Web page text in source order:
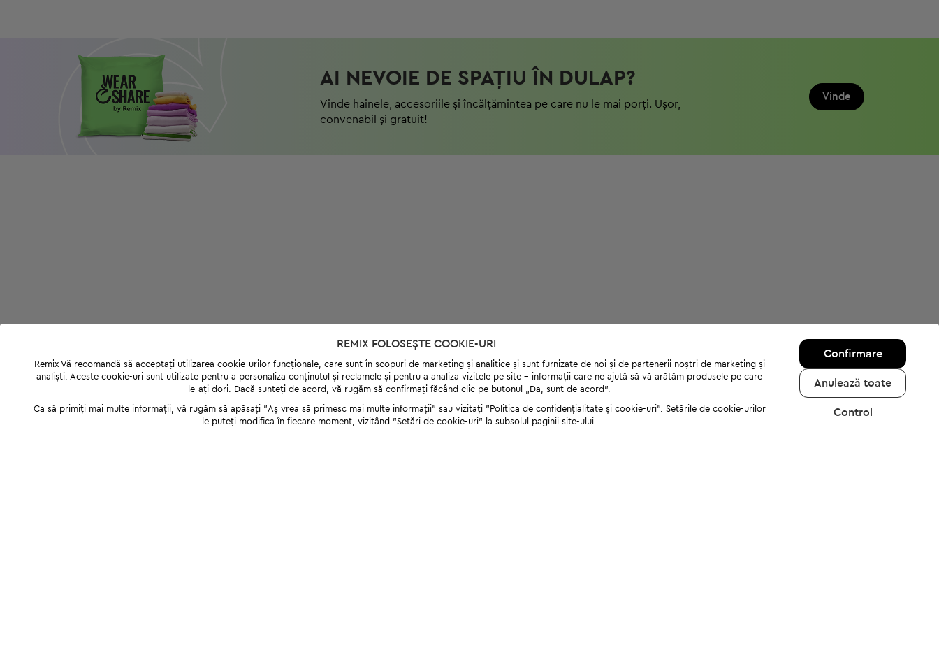
AI NEVOIE DE SPAȚIU ÎN DULAP?
Vinde hainele, accesoriile și încălțămintea pe care nu le mai porți. Ușor,
convenabil și gratuit!
Vinde
REMIX FOLOSEȘTE COOKIE-URI
Remix Vă recomandă să acceptați utilizarea cookie-urilor funcționale, care sunt în scopuri de marketing și analitice și sunt furnizate de noi și de partenerii noștri de marketing și
analiști. Aceste cookie-uri sunt utilizate pentru a personaliza conținutul și reclamele și pentru a analiza vizitele pe site - informații care ne ajută să vă arătăm produsele pe care
le-ați dori. Dacă sunteți de acord, vă rugăm să confirmați făcând clic pe butonul „Da, sunt de acord”.
Ca să primiți mai multe informații, vă rugăm să apăsați "Аș vrea să primesc mai multe informații" sau vizitați "Politica de confidențialitate și cookie-uri". Setările de cookie-urilor
le puteți modifica în fiecare moment, vizitând "Setări de cookie-uri" la subsolul paginii site-ului.
Confirmare
Anulează toate
Control